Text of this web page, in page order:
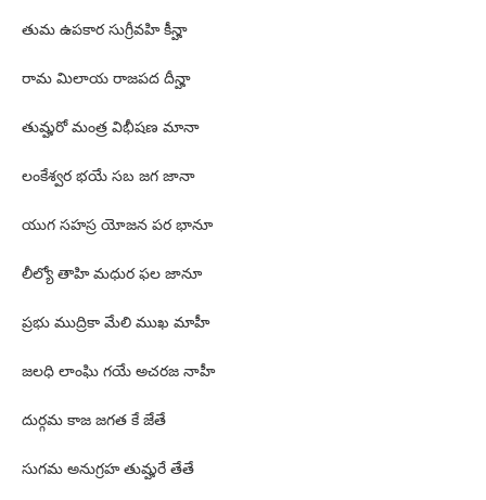
తుమ ఉపకార సుగ్రీవహి కీన్హా
రామ మిలాయ రాజపద దీన్హా
తుమ్హరో మంత్ర విభీషణ మానా
లంకేశ్వర భయే సబ జగ జానా
యుగ సహస్ర యోజన పర భానూ
లీల్యో తాహి మధుర ఫల జానూ
ప్రభు ముద్రికా మేలి ముఖ మాహీ
జలధి లాంఘి గయే అచరజ నాహీ
దుర్గమ కాజ జగత కే జేతే
సుగమ అనుగ్రహ తుమ్హరే తేతే